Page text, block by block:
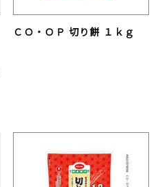
ＣＯ・ＯＰ 切り餅 １ｋｇ